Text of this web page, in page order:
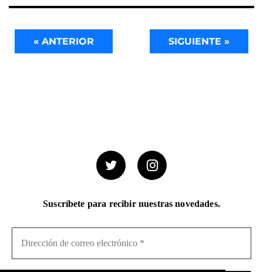
« ANTERIOR SIGUIENTE »
Suscríbete para recibir nuestras novedades.